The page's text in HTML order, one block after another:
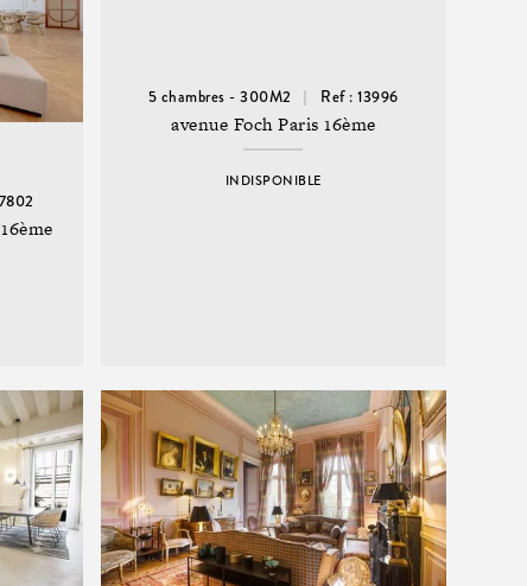
5 chambres - 300M2 Ref : 13996
avenue Foch Paris 16ème
INDISPONIBLE